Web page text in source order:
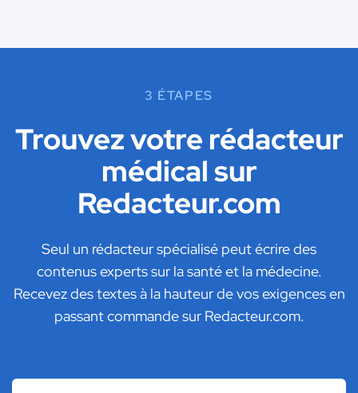
3 ÉTAPES
Trouvez votre rédacteur
médical sur
Redacteur.com
Seul un rédacteur spécialisé peut écrire des
contenus experts sur la santé et la médecine.
Recevez des textes à la hauteur de vos exigences en
passant commande sur Redacteur.com.